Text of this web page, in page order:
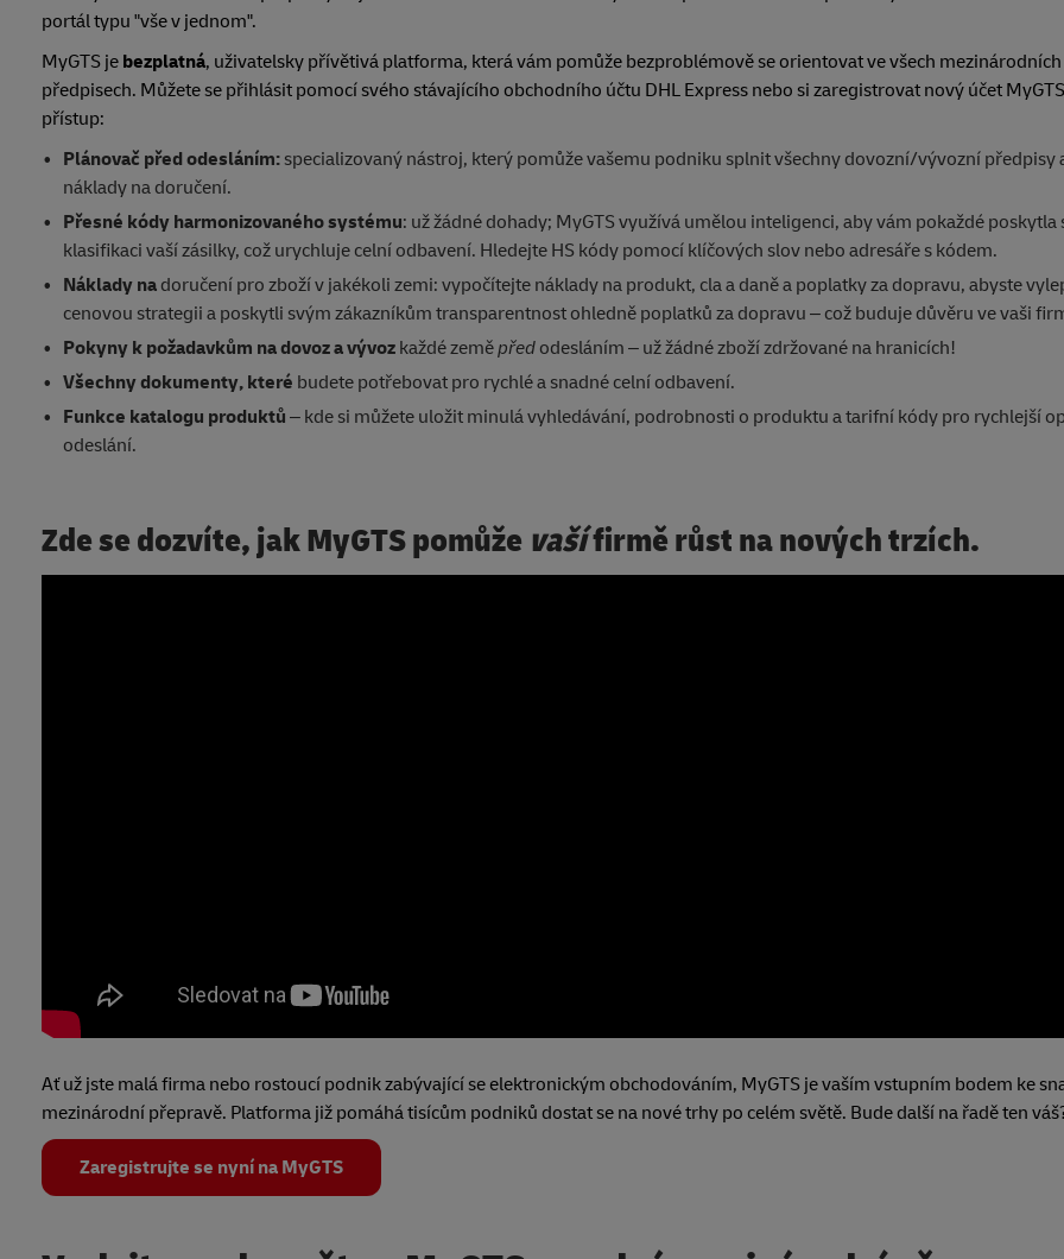
portál typu "vše v jednom".
MyGTS je bezplatná, uživatelsky přívětivá platforma, která vám pomůže bezproblémově se orientovat ve všech
předpisech. Můžete se přihlásit pomocí svého stávajícího obchodního účtu DHL Express nebo si zaregistrovat nový účet
přístup:
Plánovač před odesláním: specializovaný nástroj, který pomůže vašemu podniku splnit všechny dovozní/vývozní předpisy
náklady na doručení.
Přesné kódy harmonizovaného systému: už žádné dohady; MyGTS využívá umělou inteligenci, aby vám pokaždé poskytla
klasifikaci vaší zásilky, což urychluje celní odbavení. Hledejte HS kódy pomocí klíčových slov nebo adresáře s kódem.
Náklady nadoručení pro zboží v jakékoli zemi: vypočítejte náklady na produkt, cla a daně a poplatky za dopravu, abyste
cenovou strategii a poskytli svým zákazníkům transparentnost ohledně poplatků za dopravu – což buduje důvěru ve vaši
Pokyny k požadavkům nadovoz a vývozkaždé zeměpředodesláním – už žádné zboží zdržované na hranicích!
Všechny dokumenty, které budete potřebovat pro rychlé a snadné celní odbavení.
Funkce katalogu produktů – kde si můžete uložit minulá vyhledávání, podrobnosti o produktu a tarifní kódy pro rychlejší
odeslání.
Zde se dozvíte, jak MyGTS pomůže vašífirmě růst na nových trzích.
Ať už jste malá firma nebo rostoucí podnik zabývající se elektronickým obchodováním, MyGTS je vaším vstupním bodem ke
mezinárodní přepravě. Platforma již pomáhá tisícům podniků dostat se na nové trhy po celém světě. Bude další na řadě ten
Zaregistrujte se nyní na MyGTS